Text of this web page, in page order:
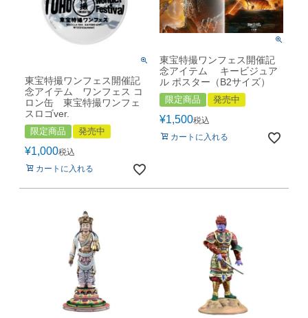
東宝特撮ワンフェス開催記
念アイテム ワンフェス コ
ロン缶 東宝特撮ワンフェ
スロゴver.
限定商品 発売中
¥1,000税込
カートに入れる
東宝特撮ワンフェス開催記
念アイテム キービジュア
ル ポスター（B2サイズ）
限定商品 発売中
¥1,500税込
カートに入れる